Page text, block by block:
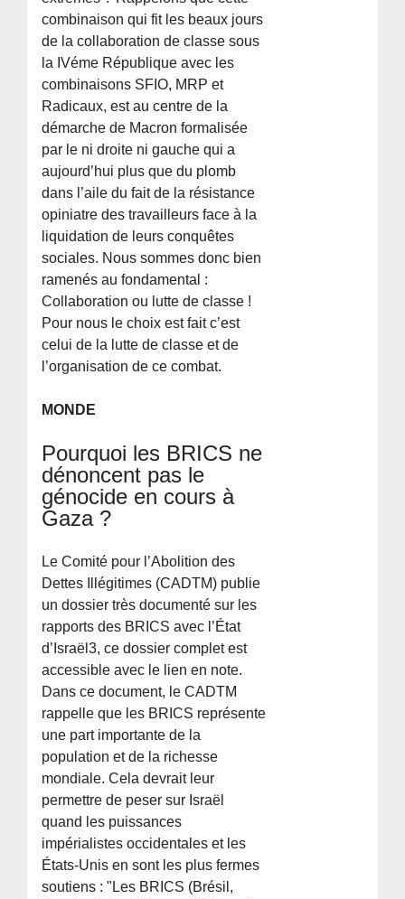
combinaison qui fit les beaux jours
de la collaboration de classe sous
la IVéme République avec les
combinaisons SFIO, MRP et
Radicaux, est au centre de la
démarche de Macron formalisée
par le ni droite ni gauche qui a
aujourd’hui plus que du plomb
dans l’aile du fait de la résistance
opiniatre des travailleurs face à la
liquidation de leurs conquêtes
sociales. Nous sommes donc bien
ramenés au fondamental :
Collaboration ou lutte de classe !
Pour nous le choix est fait c’est
celui de la lutte de classe et de
l’organisation de ce combat.
MONDE
Pourquoi les BRICS ne
dénoncent pas le
génocide en cours à
Gaza ?
Le Comité pour l’Abolition des
Dettes Illégitimes (CADTM) publie
un dossier très documenté sur les
rapports des BRICS avec l’État
d’Israël3, ce dossier complet est
accessible avec le lien en note.
Dans ce document, le CADTM
rappelle que les BRICS représente
une part importante de la
population et de la richesse
mondiale. Cela devrait leur
permettre de peser sur Israël
quand les puissances
impérialistes occidentales et les
États-Unis en sont les plus fermes
soutiens : "Les BRICS (Brésil,